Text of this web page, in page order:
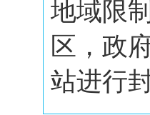
地域限
区，政
站进行